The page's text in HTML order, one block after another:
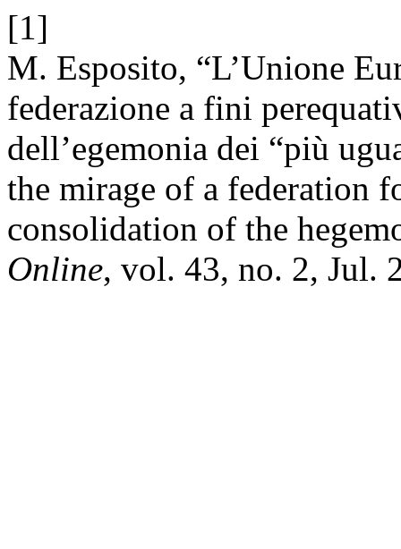
[1]
M. Esposito, “L’Unione
federazione a fini
dell’egemonia dei “più
the mirage of a federation
consolidation of the
Online, vol. 43, no. 2, Jul.